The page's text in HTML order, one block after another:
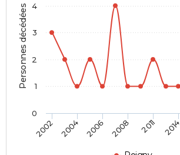
Personnes décédées
2002 2004 2006 2008 2011 2014
0
1
2
3
4